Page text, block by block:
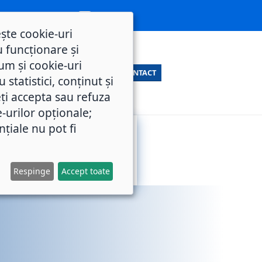
CONTACT
cookie-uri
funcționare și
și cookie-uri
statistici, conținut și
accepta sau refuza
urilor opționale;
nu pot fi
Respinge Accept toate